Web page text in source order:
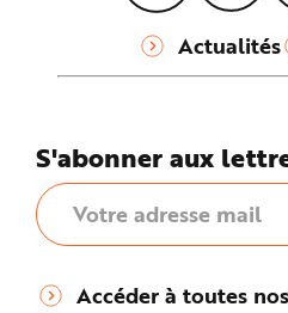
Actualités
S'abonner aux
Accéder à toutes